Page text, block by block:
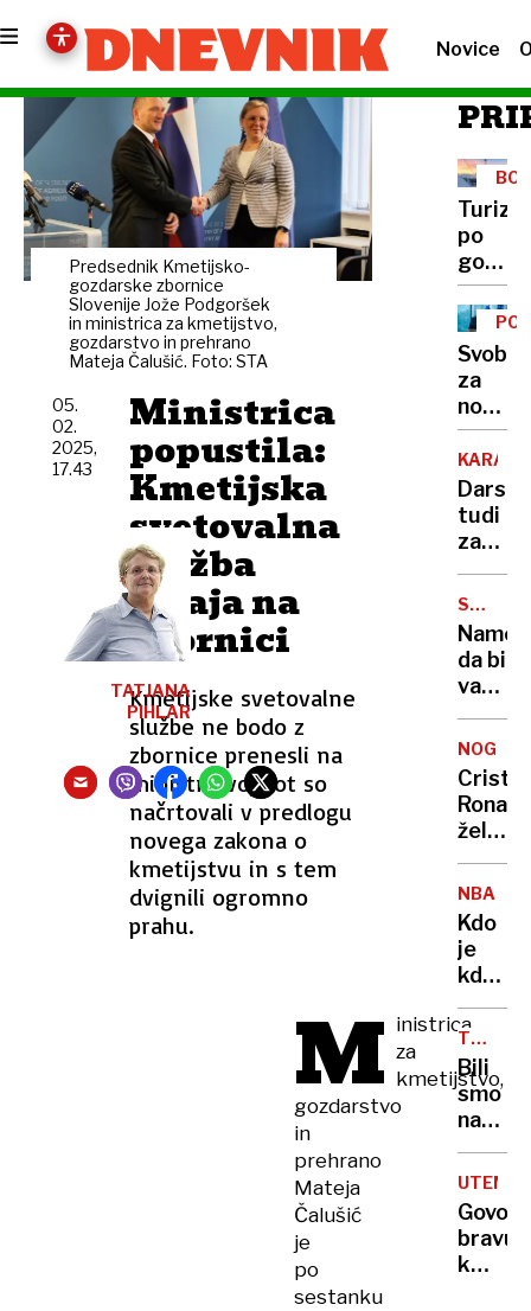
Novice
Predsednik Kmetijsko-
gozdarske zbornice
Slovenije Jože Podgoršek
in ministrica za kmetijstvo,
gozdarstvo in prehrano
Mateja Čalušić. Foto: STA
Ministrica
popustila:
Kmetijska
svetovalna
služba
ostaja na
zbornici
Kmetijske svetovalne
službe ne bodo z
zbornice prenesli na
ministrstvo, kot so
načrtovali v predlogu
novega zakona o
kmetijstvu in s tem
dvignili ogromno
prahu.
05.
02.
2025,
17.43
TATJANA
PIHLAR
M inistrica
za
kmetijstvo,
gozdarstvo
in
prehrano
Mateja
Čalušić
je
po
sestanku
po
stoji
zaradi
sporov
za
novega
varuha
v SD
obrvi
Dars
tudi
zaradi
Googla
ostal
brez
evrov
STARŠI
da bi
varoval
šolarje,
se je
napil
želi
lastnik
kluba
NBA
Kdo
je
kdo
v LA
in bo
krojil
usodo
PRI
Bili
smo
na
kraju
»Ne
morem
je